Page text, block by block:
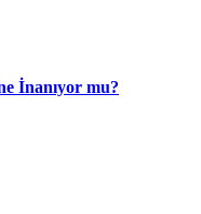
İnanıyor mu?